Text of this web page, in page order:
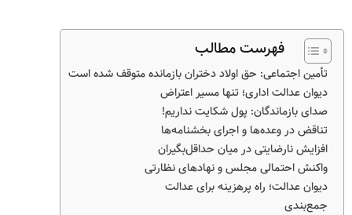
فهرست مطالب
تأمین اجتماعی: حق اولاد دختران بازمانده متوقف شده است
دیوان عدالت اداری؛ تنها مسیر اعتراض
صدای بازماندگان: پول شکایت نداریم!
تناقض در وعده‌ها و اجرای بخشنامه‌ها
افزایش نارضایتی در میان حداقل‌بگیران
واکنش احتمالی مجلس و نهادهای نظارتی
دیوان عدالت؛ راه پرهزینه برای عدالت
جمع‌بندی